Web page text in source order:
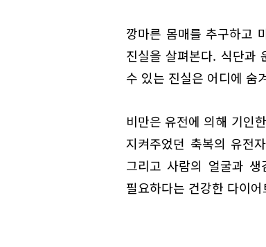
깡마른 몸매를 추구하고
진실을 살펴본다. 식단과
수 있는 진실은 어디에 숨
비만은 유전에 의해 기인
지켜주었던 축복의 유전
그리고 사람의 얼굴과
필요하다는 건강한 다이